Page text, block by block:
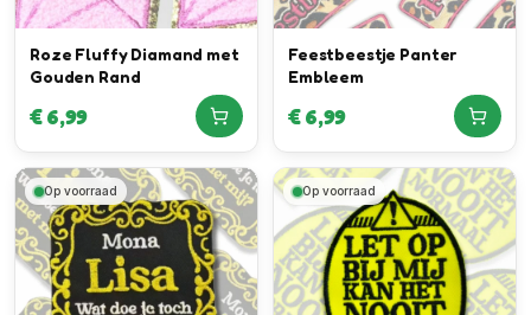
Roze Fluffy Diamand met
Gouden Rand
€6,99
Feestbeestje Panter
Embleem
€6,99
Op voorraad Op voorraad